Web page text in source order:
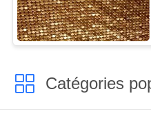
Catégories